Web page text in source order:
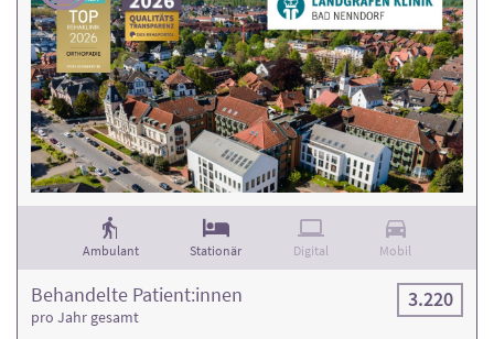
Ambulant Stationär Digital Mobil
Behandelte Patient:innen
pro Jahr gesamt
3.220